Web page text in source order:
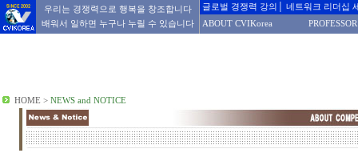
우리는 경쟁력으로 행복을 창조합니다
배워서 일하면 누구나 누릴 수 있습니다
글로벌 경쟁력 강의│ 네트워크 리더십
ABOUT CVIKorea
HOME > NEWS and NOTICE